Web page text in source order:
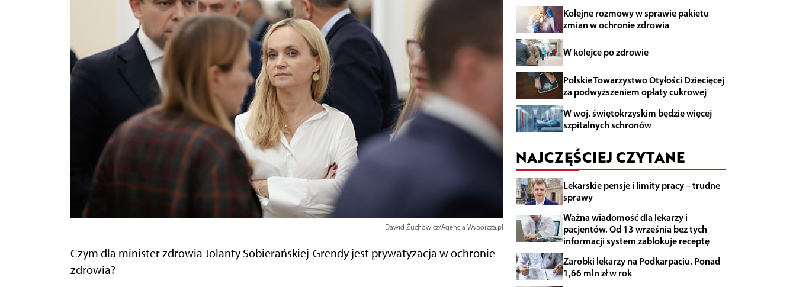
Dawid Żuchowicz/Agencja Wyborcza.pl
Czym dla minister zdrowia Jolanty Sobierańskiej-Grendy jest prywatyzacja w ochronie
zdrowia?
Kolejne rozmowy w sprawie pakietu
zmian w ochronie zdrowia
W kolejce po zdrowie
Polskie Towarzystwo Otyłości Dziecięcej
za podwyższeniem opłaty cukrowej
W woj. świętokrzyskim będzie więcej
szpitalnych schronów
NAJCZĘŚCIEJ CZYTANE
Lekarskie pensje i limity pracy – trudne
sprawy
Ważna wiadomość dla lekarzy i
pacjentów. Od 13 września bez tych
informacji system zablokuje receptę
Zarobki lekarzy na Podkarpaciu. Ponad
1,66 mln zł w rok